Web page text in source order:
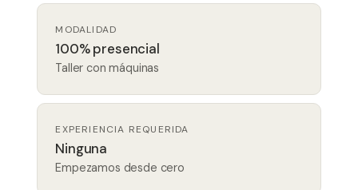
MODALIDAD
100% presencial
Taller con máquinas
EXPERIENCIA REQUERIDA
Ninguna
Empezamos desde cero